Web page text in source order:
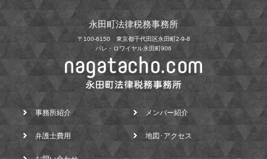
永田町法律税務事務所
〒100-6150 東京都千代田区永田町2-9-8
パレ・ロワイヤル永田町906
事務所紹介 メンバー紹介
弁護士費用 地図･アクセス